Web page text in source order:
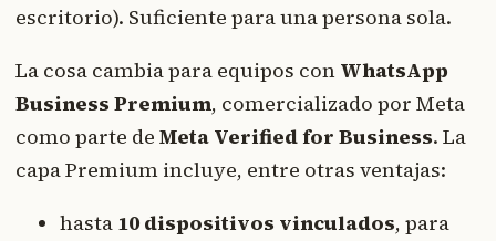
escritorio). Suficiente para una persona sola.
La cosa cambia para equipos con WhatsApp
Business Premium, comercializado por Meta
como parte de Meta Verified for Business. La
capa Premium incluye, entre otras ventajas:
hasta 10 dispositivos vinculados, para